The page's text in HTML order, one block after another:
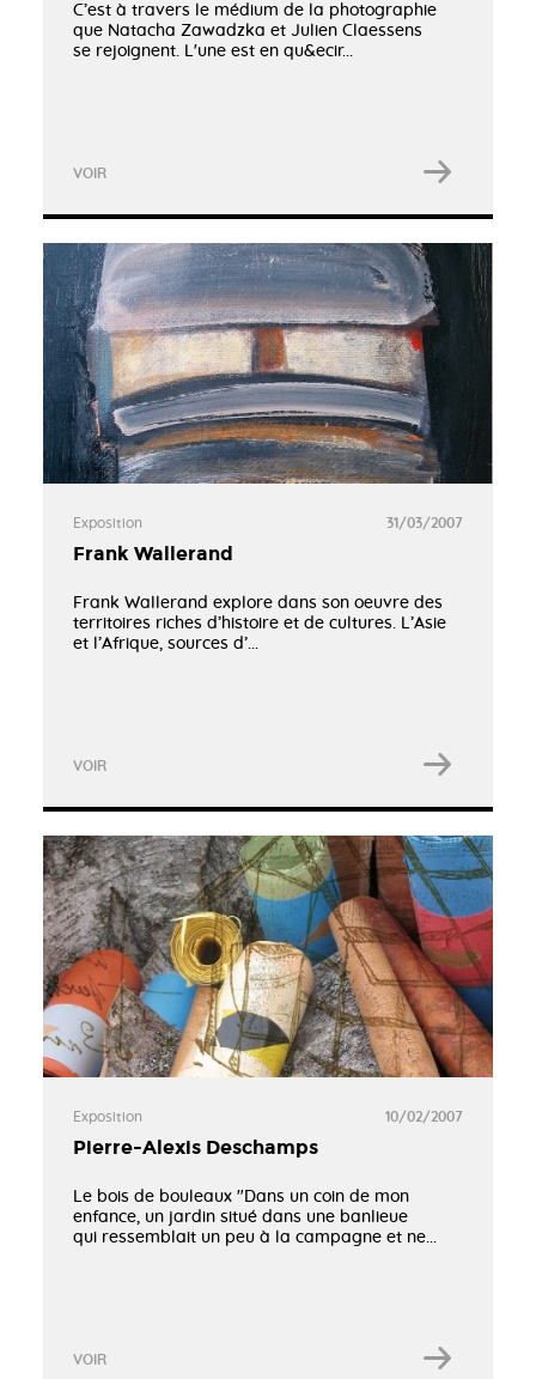
C’est à travers le médium de la photographie
que Natacha Zawadzka et Julien Claessens
se rejoignent. L'une est en qu&ecir...
VOIR
Exposition 31/03/2007
Frank Wallerand
Frank Wallerand explore dans son oeuvre des
territoires riches d’histoire et de cultures. L’Asie
et l’Afrique, sources d’...
VOIR
Exposition 10/02/2007
Pierre-Alexis Deschamps
Le bois de bouleaux "Dans un coin de mon
enfance, un jardin situé dans une banlieue
qui ressemblait un peu à la campagne et ne...
VOIR